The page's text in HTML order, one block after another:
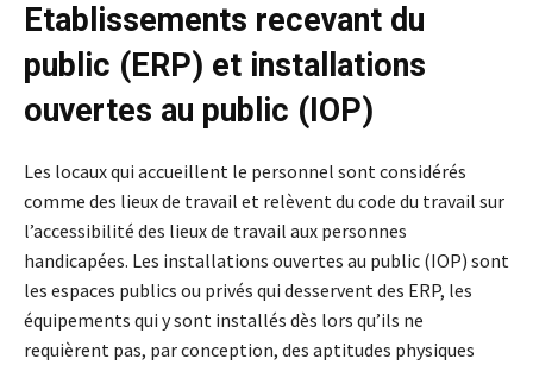
Etablissements recevant du
public (ERP) et installations
ouvertes au public (IOP)
Les locaux qui accueillent le personnel sont considérés
comme des lieux de travail et relèvent du code du travail sur
l’accessibilité des lieux de travail aux personnes
handicapées. Les installations ouvertes au public (IOP) sont
les espaces publics ou privés qui desservent des ERP, les
équipements qui y sont installés dès lors qu’ils ne
requièrent pas, par conception, des aptitudes physiques